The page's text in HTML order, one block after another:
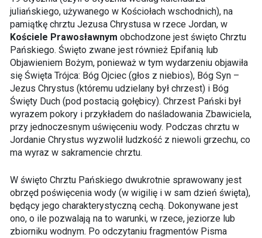
juliańskiego, używanego w Kościołach wschodnich), na
pamiątkę chrztu Jezusa Chrystusa w rzece Jordan, w
Kościele Prawosławnym obchodzone jest święto Chrztu
Pańskiego. Święto zwane jest również Epifanią lub
Objawieniem Bożym, ponieważ w tym wydarzeniu objawiła
się Święta Trójca: Bóg Ojciec (głos z niebios), Bóg Syn –
Jezus Chrystus (któremu udzielany był chrzest) i Bóg
Święty Duch (pod postacią gołębicy). Chrzest Pański był
wyrazem pokory i przykładem do naśladowania Zbawiciela,
przy jednoczesnym uświęceniu wody. Podczas chrztu w
Jordanie Chrystus wyzwolił ludzkość z niewoli grzechu, co
ma wyraz w sakramencie chrztu.
W święto Chrztu Pańskiego dwukrotnie sprawowany jest
obrzęd poświęcenia wody (w wigilię i w sam dzień święta),
będący jego charakterystyczną cechą. Dokonywane jest
ono, o ile pozwalają na to warunki, w rzece, jeziorze lub
zbiorniku wodnym. Po odczytaniu fragmentów Pisma